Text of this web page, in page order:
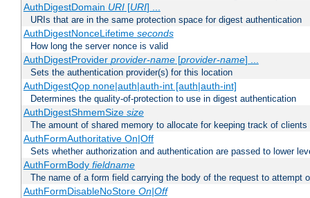
AuthDigestDomain URI[URI] ...
URIs that are in the same protection space for digest authentication
AuthDigestNonceLifetime seconds
How long the server nonce is valid
AuthDigestProvider provider-name[provider-name] ...
Sets the authentication provider(s) for this location
AuthDigestQop none|auth|auth-int [auth|auth-int]
Determines the quality-of-protection to use in digest authentication
AuthDigestShmemSize size
The amount of shared memory to allocate for keeping track of clients
AuthFormAuthoritative On|Off
Sets whether authorization and authentication are passed to lower
AuthFormBody fieldname
The name of a form field carrying the body of the request to attempt
AuthFormDisableNoStore On|Off